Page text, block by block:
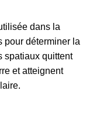
dans la
pour déterminer la
spatiaux quittent
et atteignent